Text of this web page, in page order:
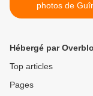
photos de
Hébergé par
Top articles
Pages